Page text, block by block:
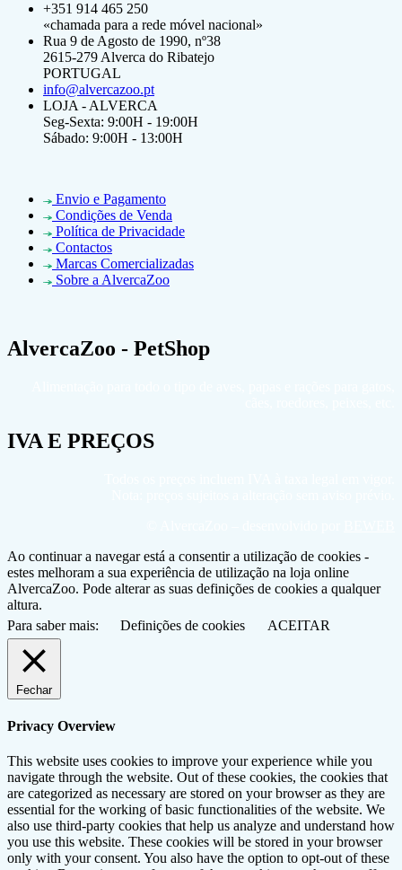
+351 914 465 250
«chamada para a rede móvel nacional»
Rua 9 de Agosto de 1990, nº38
2615-279 Alverca do Ribatejo
PORTUGAL
info@alvercazoo.pt
LOJA - ALVERCA
Seg-Sexta: 9:00H - 19:00H
Sábado: 9:00H - 13:00H
Envio e Pagamento
Condições de Venda
Política de Privacidade
Contactos
Marcas Comercializadas
Sobre a AlvercaZoo
AlvercaZoo - PetShop
IVA E PREÇOS
Ao continuar a navegar está a consentir a utilização de cookies -
estes melhoram a sua experiência de utilização na loja online
AlvercaZoo. Pode alterar as suas definições de cookies a qualquer
altura.
Para saber mais:
Definições de cookies ACEITAR
Fechar
Privacy Overview
This website uses cookies to improve your experience while you
navigate through the website. Out of these cookies, the cookies that
are categorized as necessary are stored on your browser as they are
essential for the working of basic functionalities of the website. We
also use third-party cookies that help us analyze and understand how
you use this website. These cookies will be stored in your browser
only with your consent. You also have the option to opt-out of these